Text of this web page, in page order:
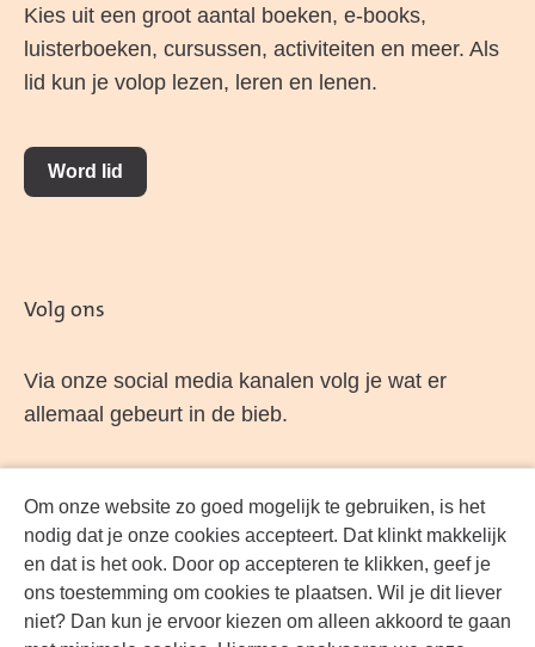
Om onze website zo goed mogelijk te gebruiken, is het
nodig dat je onze cookies accepteert. Dat klinkt makkelijk
en dat is het ook. Door op accepteren te klikken, geef je
ons toestemming om cookies te plaatsen. Wil je dit liever
niet? Dan kun je ervoor kiezen om alleen akkoord te gaan
Kies uit een groot aantal boeken, e-books,
luisterboeken, cursussen, activiteiten en meer. Als
lid kun je volop lezen, leren en lenen.
Word lid
Volg ons
Via onze social media kanalen volg je wat er
allemaal gebeurt in de bieb.
FacebookLinkedInInstagramYouTube